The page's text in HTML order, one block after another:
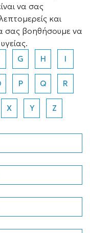
να σας
και
σας βοηθήσουμε να
G H I
P Q R
X Y Z